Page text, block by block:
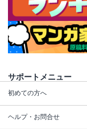
サポートメニュー
初めての方へ
ヘルプ・お問合せ